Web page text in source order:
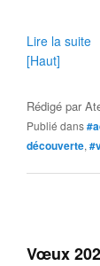
Lire la suite
[Haut]
Rédigé par
Publié dans
découverte,
Vœux